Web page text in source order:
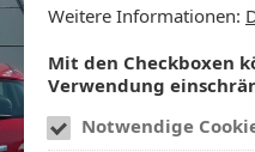
Weitere Informationen:
Mit den Checkboxen
Verwendung
Notwendige